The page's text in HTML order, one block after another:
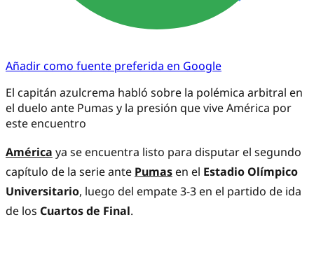
Añadir como fuente preferida en Google
El capitán azulcrema habló sobre la polémica arbitral en
el duelo ante Pumas y la presión que vive América por
este encuentro
América ya se encuentra listo para disputar el segundo
capítulo de la serie ante Pumas en el Estadio Olímpico
Universitario, luego del empate 3-3 en el partido de ida
de los Cuartos de Final.